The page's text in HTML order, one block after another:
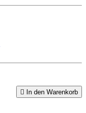
 In den Warenkorb